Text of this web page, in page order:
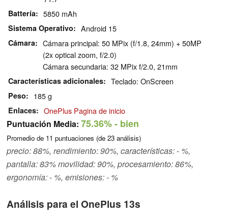
Battería 5850 mAh
Sistema Operativo Android 15
Cámara
Cámara principal: 50 MPix (f/1.8, 24mm) + 50MP
(2x optical zoom, f/2.0)
Cámara secundaria: 32 MPix f/2.0, 21mm
Características adicionales Teclado: OnScreen
Peso 185 g
Enlaces OnePlus Pagina de inicio
Puntuación Media: 75.36%- bien
Promedio de 11 puntuaciones (de 23 análisis)
precio: 88%, rendimiento: 90%, características: - %,
pantalla: 83% movilidad: 90%, procesamiento: 86%,
ergonomía: - %, emisiones: - %
Análisis para el OnePlus 13s